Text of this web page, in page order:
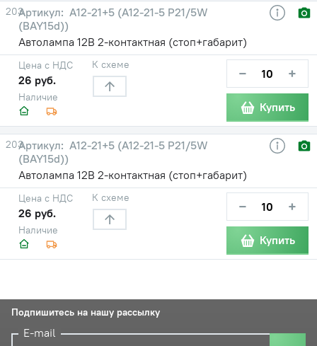
203
А12-21+5 (А12-21-5 P21/5W
(BAY15d))
Автолампа 12В 2-контактная (стоп+габарит)
Наличие
Цена с НДС
26 руб.
К схеме − +
Купить
203
А12-21+5 (А12-21-5 P21/5W
(BAY15d))
Автолампа 12В 2-контактная (стоп+габарит)
Наличие
Цена с НДС
26 руб.
К схеме − +
Купить
Подпишитесь на нашу рассылку
E-mail